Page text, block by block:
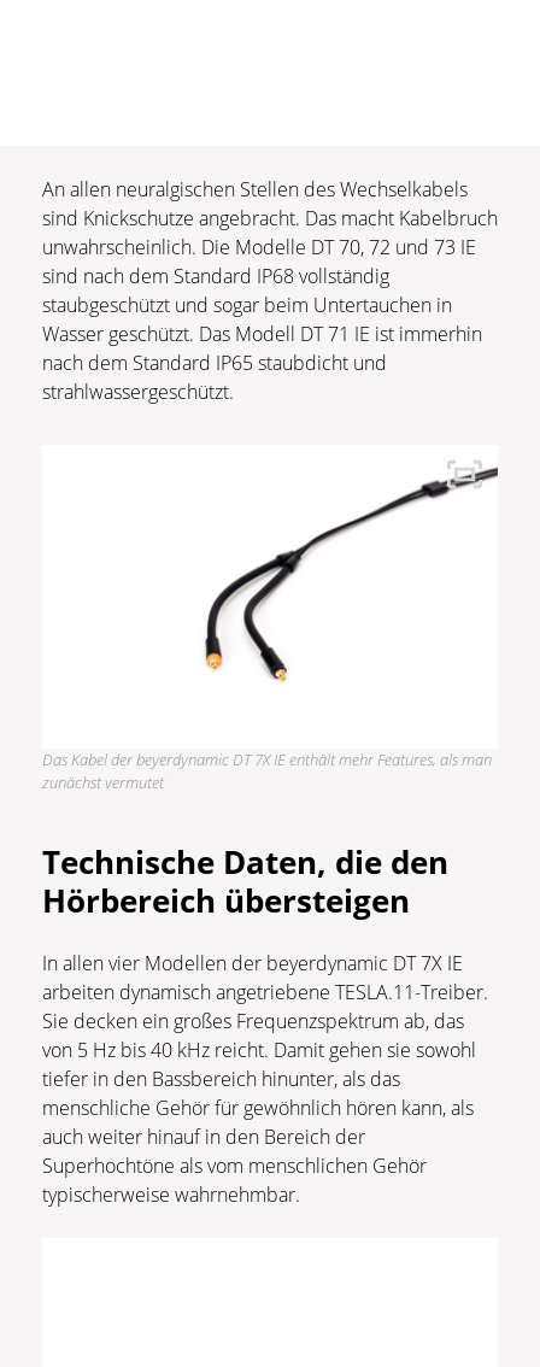
An allen neuralgischen Stellen des Wechselkabels
sind Knickschutze angebracht. Das macht Kabelbruch
unwahrscheinlich. Die Modelle DT 70, 72 und 73 IE
sind nach dem Standard IP68 vollständig
staubgeschützt und sogar beim Untertauchen in
Wasser geschützt. Das Modell DT 71 IE ist immerhin
nach dem Standard IP65 staubdicht und
strahlwassergeschützt.
Das Kabel der beyerdynamic DT 7X IE enthält mehr Features, als man
zunächst vermutet
Technische Daten, die den
Hörbereich übersteigen
In allen vier Modellen der beyerdynamic DT 7X IE
arbeiten dynamisch angetriebene TESLA.11-Treiber.
Sie decken ein großes Frequenzspektrum ab, das
von 5 Hz bis 40 kHz reicht. Damit gehen sie sowohl
tiefer in den Bassbereich hinunter, als das
menschliche Gehör für gewöhnlich hören kann, als
auch weiter hinauf in den Bereich der
Superhochtöne als vom menschlichen Gehör
typischerweise wahrnehmbar.